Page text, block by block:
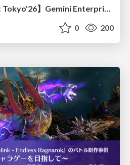
【Google Cloud Next Tokyo'26】Gemini Enterprise と Oracle AI Database で実現する、 業務データ活用を実現する AI エージェント実装
0 200